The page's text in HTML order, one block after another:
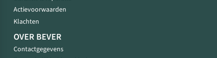
Actievoorwaarden
Klachten
OVER BEVER
Contactgegevens